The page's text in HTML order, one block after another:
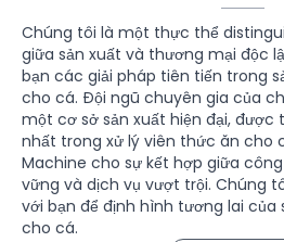
Chúng tôi là một thực thể
giữa sản xuất và thương mại độc
bạn các giải pháp tiên tiến trong
cho cá. Đội ngũ chuyên gia của
một cơ sở sản xuất hiện đại,
nhất trong xử lý viên thức ăn cho
Machine cho sự kết hợp giữa
vững và dịch vụ vượt trội. Chúng
với bạn để định hình tương lai của
cho cá.